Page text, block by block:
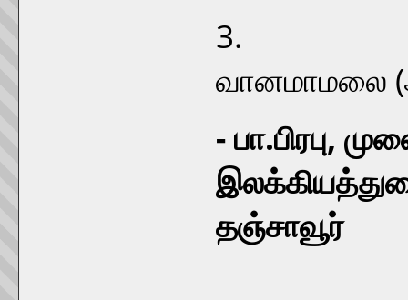
3.
வானமாமலை
- பா.பிரபு,
தஞ்சாவூர்